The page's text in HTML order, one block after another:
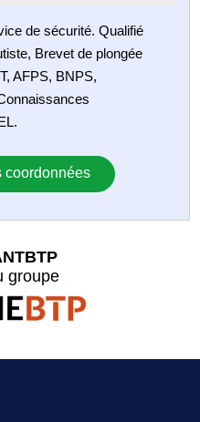
de sécurité. Qualifié
Brevet de plongée
AFPS, BNPS,
coordonnées
groupe